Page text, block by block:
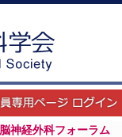
神経外科フォーラム